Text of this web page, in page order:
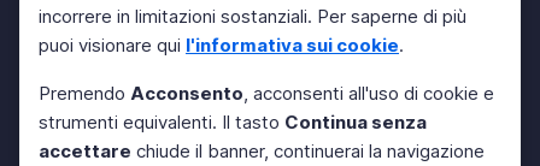
incorrere in limitazioni sostanziali. Per saperne di più
puoi visionare qui l'informativa sui cookie.
Premendo Acconsento, acconsenti all'uso di cookie e
strumenti equivalenti. Il tasto Continua senza
accettare chiude il banner, continuerai la navigazione